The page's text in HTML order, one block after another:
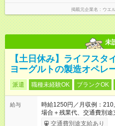
掲載元企業名 ウエ
未
【土日休み】ライフスタ
ヨーグルトの製造オペレ
派遣 職種未経験OK ブランクOK
給与
時給1250円／月収例：
場合＋残業代、交通費別途
交通費別途支給あり